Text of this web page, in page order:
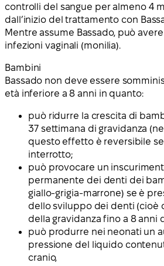
controlli del sangue per almeno 4
dall’inizio del trattamento con
Mentre assume Bassado, può
infezioni vaginali (monilia).
Bambini
Bassado non deve essere
età inferiore a 8 anni in quanto:
può ridurre la crescita di
37 settimana di gravidanza
questo effetto è reversibile
interrotto;
può provocare un
permanente dei denti dei
giallo-grigia-marrone) se è
dello sviluppo dei denti (cioè
della gravidanza fino a 8 anni
può produrre nei neonati un
pressione del liquido
cranio,